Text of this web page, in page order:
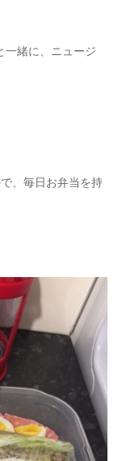
一緒に、ニュージ
、毎日お弁当を持